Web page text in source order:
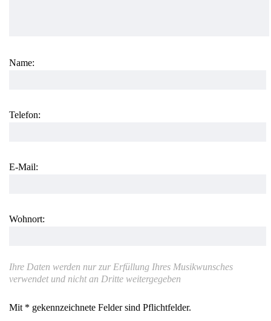
Name:
Telefon:
E-Mail:
Wohnort:
Ihre Daten werden nur zur Erfüllung Ihres Musikwunsches
verwendet und nicht an Dritte weitergegeben
Mit * gekennzeichnete Felder sind Pflichtfelder.